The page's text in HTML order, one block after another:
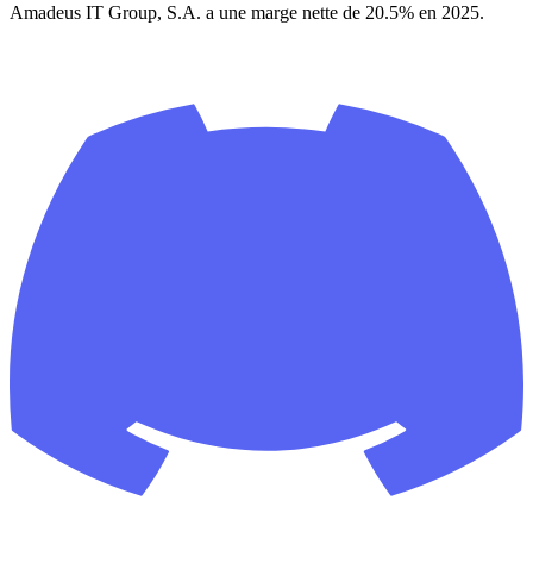
Amadeus IT Group, S.A. a une marge nette de 20.5% en 2025.